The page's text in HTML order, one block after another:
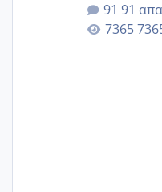
άγχος και
περνάνε με
91